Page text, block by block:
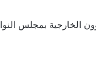
بمجلس